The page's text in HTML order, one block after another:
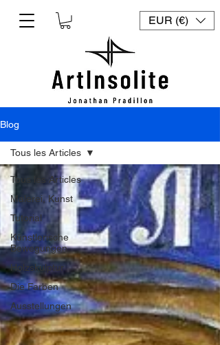
EUR (€)
Blog
Tous les Articles
Malerei, Kunst
Tutorial
Künstlerische
Bewegungen
Holzskulptur
Die Farben
Ausstellungen
Tous les Articles